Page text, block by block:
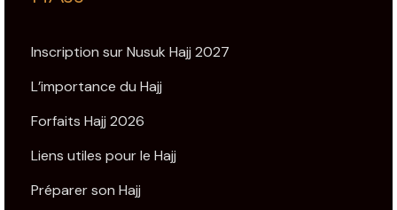
Inscription sur Nusuk Hajj 2027
L’importance du Hajj
Forfaits Hajj 2026
Liens utiles pour le Hajj
Préparer son Hajj